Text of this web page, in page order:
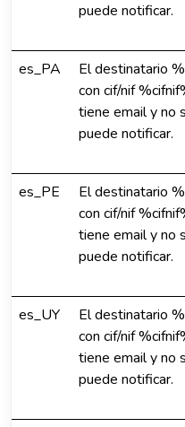
puede notificar.
es_PA
El destinatario
con cif/nif
tiene email y no
puede notificar.
es_PE
El destinatario
con cif/nif
tiene email y no
puede notificar.
es_UY
El destinatario
con cif/nif
tiene email y no
puede notificar.